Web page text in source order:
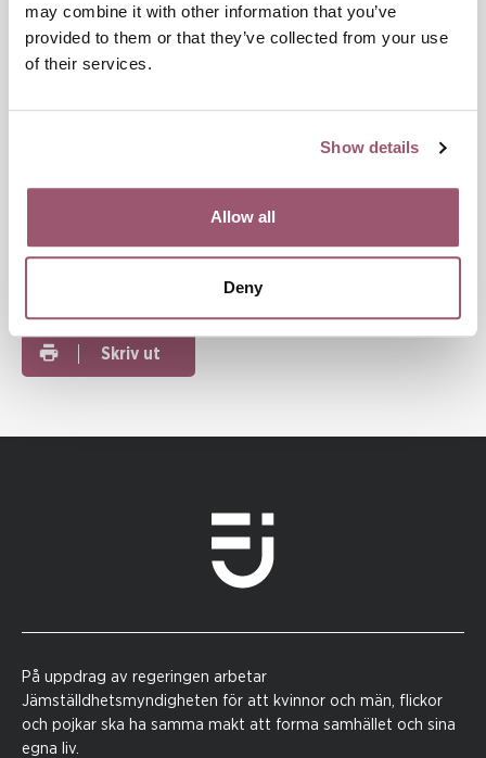
may combine it with other information that you’ve
provided to them or that they’ve collected from your use
of their services.
Show details
Allow all
Deny
Vill du följa konferensen digitalt? Klicka på länken nedan.
https://www.youtube.com/watch?v=9lauB7XvIVY
Skriv ut
På uppdrag av regeringen arbetar
Jämställdhetsmyndigheten för att kvinnor och män, flickor
och pojkar ska ha samma makt att forma samhället och sina
egna liv.